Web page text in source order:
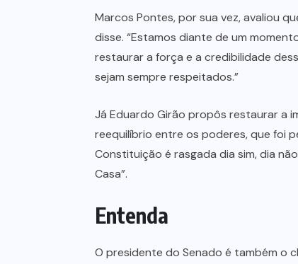
Marcos Pontes, por sua vez, avaliou
disse. “Estamos diante de um
restaurar a força e a credibilidade
sejam sempre respeitados.”
Já Eduardo Girão propôs restaurar a
reequilíbrio entre os poderes, que foi
Constituição é rasgada dia sim, dia
Casa”.
Entenda
O presidente do Senado é também o